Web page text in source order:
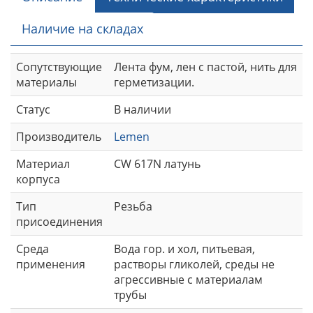
Наличие на складах
Сопутствующие
материалы
Лента фум, лен с пастой, нить для
герметизации.
Статус
В наличии
Производитель
Lemen
Материал
корпуса
CW 617N латунь
Тип
присоединения
Резьба
Среда
применения
Вода гор. и хол, питьевая,
растворы гликолей, среды не
агрессивные с материалам
трубы